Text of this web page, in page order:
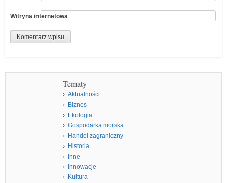
Witryna internetowa
Tematy
Aktualności
Biznes
Ekologia
Gospodarka morska
Handel zagraniczny
Historia
Inne
Innowacje
Kultura